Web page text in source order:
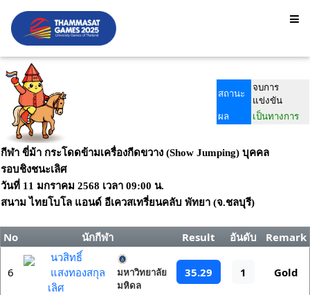
สถานะ
จบการ
แข่งขัน
ผล
เป็นทางการ
กีฬา ขี่ม้า กระโดดข้ามเครื่องกีดขวาง (Show Jumping) บุคคล
รอบชิงชนะเลิศ
วันที่ 11 มกราคม 2568 เวลา 09:00 น.
สนาม ไทยโบโล แอนด์ อีเควสเทรี่ยนคลับ พัทยา (จ.ชลบุรี)
No นักกีฬา Result อันดับ Remark
6
นวสิทธิ์
แสงทองสกุล
เลิศ
มหาวิทยาลัย
มหิดล
35.29 1 Gold